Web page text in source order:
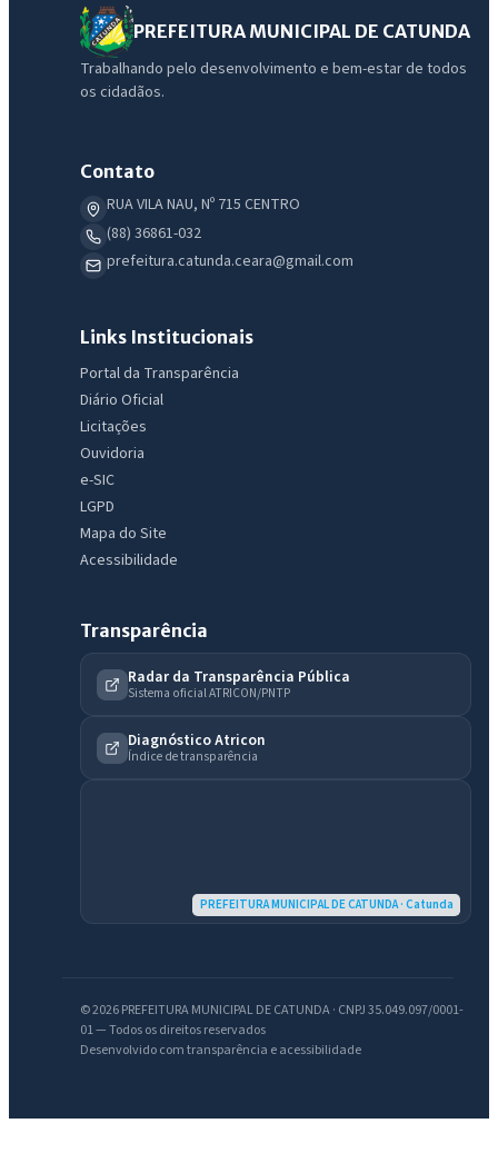
PREFEITURA MUNICIPAL DE CATUNDA
Trabalhando pelo desenvolvimento e bem-estar de todos
os cidadãos.
Contato
RUA VILA NAU, Nº 715 CENTRO
(88) 36861-032
prefeitura.catunda.ceara@gmail.com
Links Institucionais
Portal da Transparência
Diário Oficial
Licitações
Ouvidoria
e-SIC
LGPD
Mapa do Site
Acessibilidade
Transparência
Radar da Transparência Pública
Sistema oficial ATRICON/PNTP
Diagnóstico Atricon
Índice de transparência
PREFEITURA MUNICIPAL DE CATUNDA · Catunda
© 2026 PREFEITURA MUNICIPAL DE CATUNDA · CNPJ 35.049.097/0001-
01 — Todos os direitos reservados
Desenvolvido com transparência e acessibilidade
Licitações abertas Carta de serviços Diário Oficial